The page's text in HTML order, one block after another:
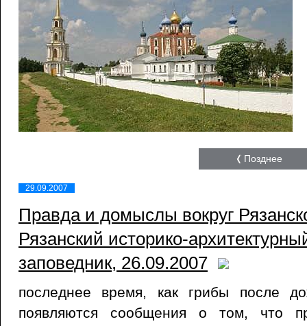
Позднее
29.09.2007
Правда и домыслы вокруг
Рязанский историко-
заповедник, 26.09.2007
последнее время, как грибы после
появляются сообщения о том, что